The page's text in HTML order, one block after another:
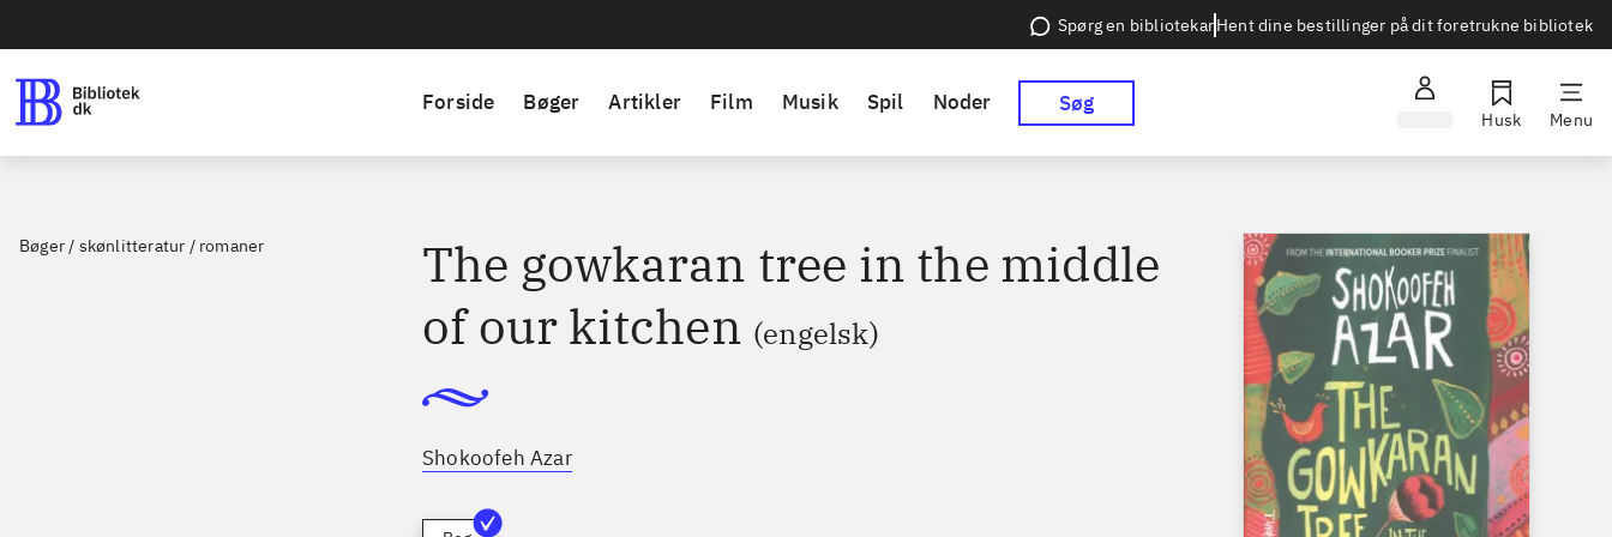
Spørg en bibliotekarHent dine bestillinger på dit foretrukne bibliotek
Forside Bøger Artikler Film Musik Spil Noder Søg
Husk Menu
Bøger / skønlitteratur / romaner
The gowkaran tree in the middle
of our kitchen (engelsk)
Shokoofeh Azar